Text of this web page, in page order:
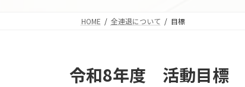
HOME 全連退について 目標
令和8年度 活動目標